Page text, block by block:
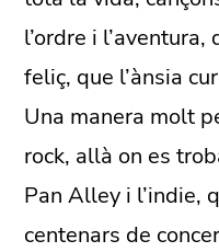
l’ordre i
feliç, que l’ànsia
Una manera molt
rock, allà on es
Pan Alley i l’indie,
centenars de